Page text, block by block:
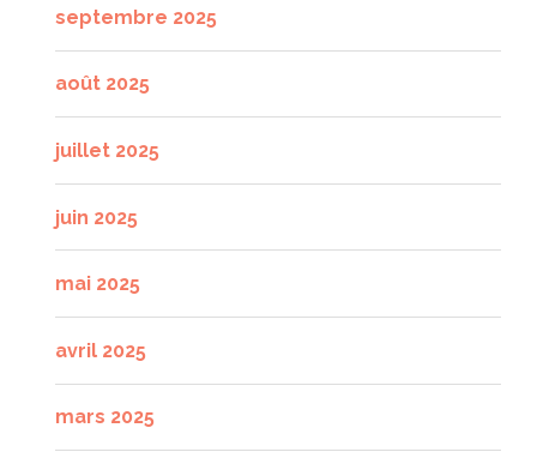
septembre 2025
août 2025
juillet 2025
juin 2025
mai 2025
avril 2025
mars 2025